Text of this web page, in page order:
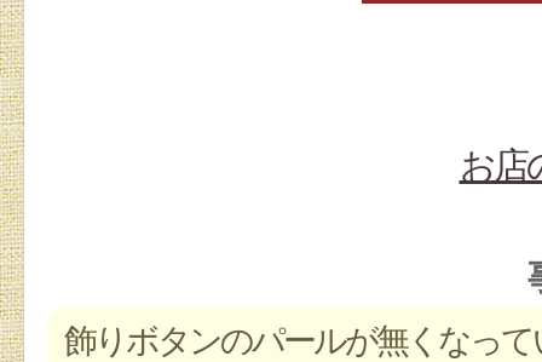
お店
飾りボタンのパールが無くなっ